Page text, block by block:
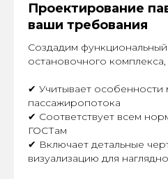
Проектирование
ваши требования
Создадим
остановочного
✔ Учитывает особенности
пассажиропотока
✔ Соответствует всем
ГОСТам
✔ Включает детальные
визуализацию для